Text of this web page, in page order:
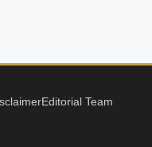
Editorial Team